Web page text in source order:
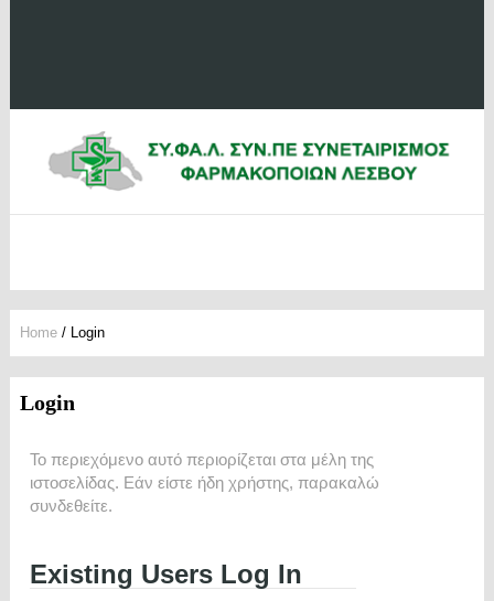
Home / Login
Login
Το περιεχόμενο αυτό περιορίζεται στα μέλη της
ιστοσελίδας. Εάν είστε ήδη χρήστης, παρακαλώ
συνδεθείτε.
Existing Users Log In